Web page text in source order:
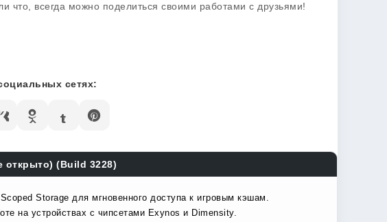
что, всегда можно поделиться своими работами с друзьями!
сетях:
открыто) (Build 3228)
Storage для мгновенного доступа к игровым кэшам.
на устройствах с чипсетами Exynos и Dimensity.